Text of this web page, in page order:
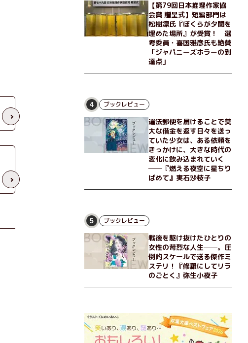
【第79回日本推理作家協
会賞 贈呈式】短編部門は
松樹凛氏『ぼくらが夕闇を
埋めた場所』が受賞！ 選
考委員・喜国雅彦氏も絶賛
「ジャパニーズホラーの到
達点」
4 ブックレビュー
違法郵便を届けることで莫
大な借金を返す日々を送っ
ていた少女は、ある依頼を
きっかけに、大きな時代の
変化に飲み込まれていく
──『燃える夜空に星ちり
ばめて』実石沙枝子
5 ブックレビュー
戦後を駆け抜けたひとりの
女性の苛烈な人生──。圧
倒的スケールで送る傑作ミ
ステリ！『修羅にしてリラ
のごとく』弥生小夜子